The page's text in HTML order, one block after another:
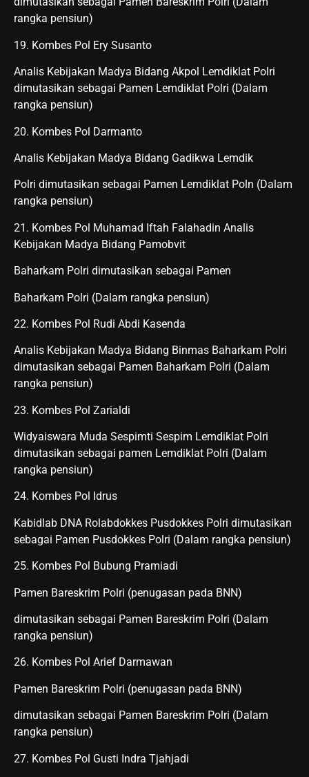
rangka pensiun)
19. Kombes Pol Ery Susanto
Analis Kebijakan Madya Bidang Akpol Lemdiklat Polri
dimutasikan sebagai Pamen Lemdiklat Polri (Dalam
rangka pensiun)
20. Kombes Pol Darmanto
Analis Kebijakan Madya Bidang Gadikwa Lemdik
Polri dimutasikan sebagai Pamen Lemdiklat Poln (Dalam
rangka pensiun)
21. Kombes Pol Muhamad Iftah Falahadin Analis
Kebijakan Madya Bidang Pamobvit
Baharkam Polri dimutasikan sebagai Pamen
Baharkam Polri (Dalam rangka pensiun)
22. Kombes Pol Rudi Abdi Kasenda
Analis Kebijakan Madya Bidang Binmas Baharkam Polri
dimutasikan sebagai Pamen Baharkam Polri (Dalam
rangka pensiun)
23. Kombes Pol Zarialdi
Widyaiswara Muda Sespimti Sespim Lemdiklat Polri
dimutasikan sebagai pamen Lemdiklat Polri (Dalam
rangka pensiun)
24. Kombes Pol Idrus
Kabidlab DNA Rolabdokkes Pusdokkes Polri dimutasikan
sebagai Pamen Pusdokkes Polri (Dalam rangka pensiun)
25. Kombes Pol Bubung Pramiadi
Pamen Bareskrim Polri (penugasan pada BNN)
dimutasikan sebagai Pamen Bareskrim Polri (Dalam
rangka pensiun)
26. Kombes Pol Arief Darmawan
Pamen Bareskrim Polri (penugasan pada BNN)
dimutasikan sebagai Pamen Bareskrim Polri (Dalam
rangka pensiun)
27. Kombes Pol Gusti Indra Tjahjadi